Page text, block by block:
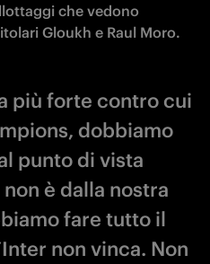
che vedono
più forte contro cui
dobbiamo
punto di vista
è dalla nostra
fare tutto il
non vinca. Non